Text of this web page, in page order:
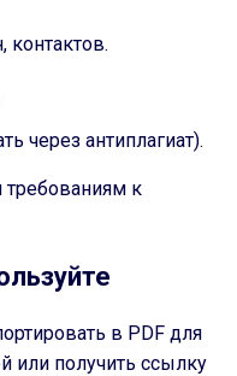
контактов.
через антиплагиат).
к
в PDF для
или получить ссылку